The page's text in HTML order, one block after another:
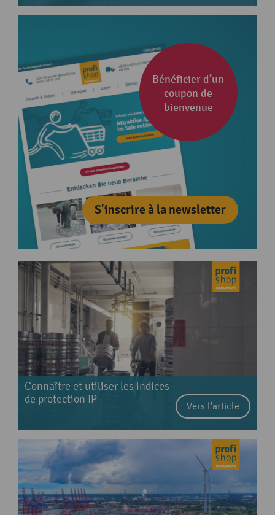
Bénéficier d’un
coupon de
bienvenue
S'inscrire à la newsletter
Connaître et utiliser les indices
de protection IP
Vers l'article